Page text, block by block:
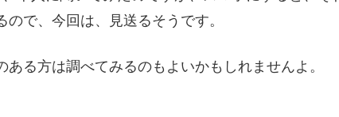
で、今回は、見送るそうです。
る方は調べてみるのもよいかもしれませんよ。